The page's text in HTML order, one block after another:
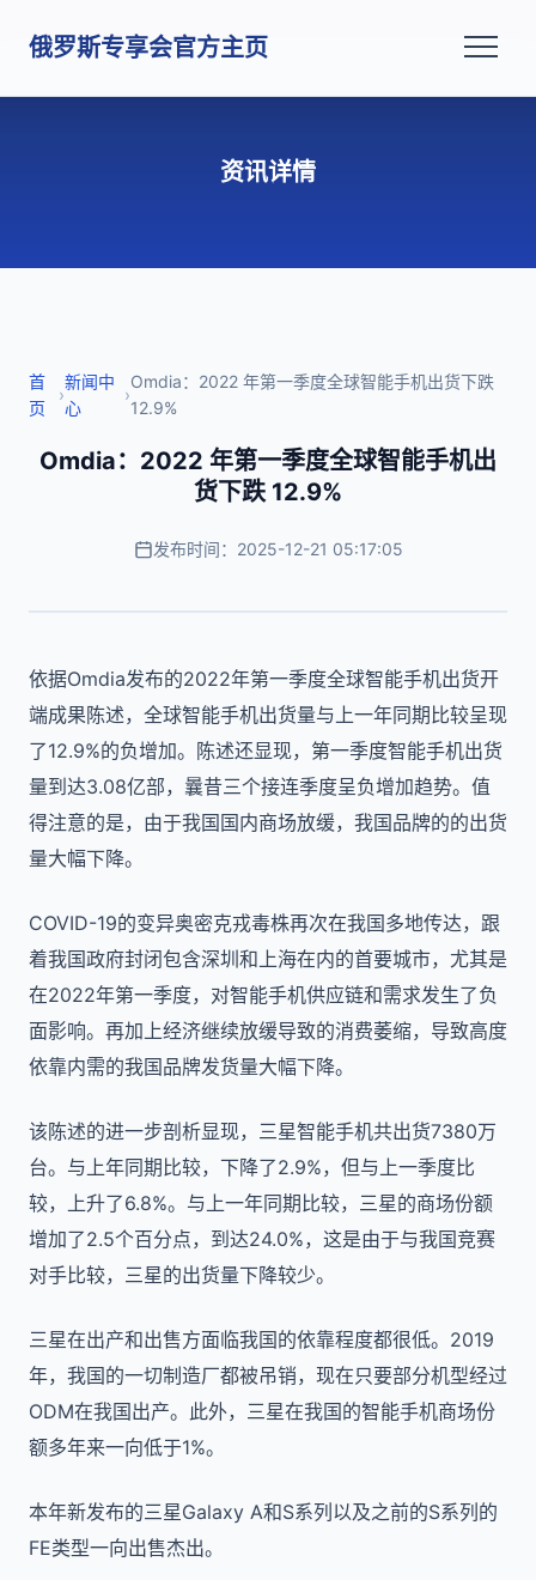
俄罗斯专享会官方主页
资讯详情
首
页
›
新闻中
心
›
Omdia：2022 年第一季度全球智能手机出货下跌
12.9%
Omdia：2022 年第一季度全球智能手机出
货下跌 12.9%
发布时间：2025-12-21 05:17:05
依据Omdia发布的2022年第一季度全球智能手机出货开
端成果陈述，全球智能手机出货量与上一年同期比较呈现
了12.9%的负增加。陈述还显现，第一季度智能手机出货
量到达3.08亿部，曩昔三个接连季度呈负增加趋势。值
得注意的是，由于我国国内商场放缓，我国品牌的的出货
量大幅下降。
COVID-19的变异奥密克戎毒株再次在我国多地传达，跟
着我国政府封闭包含深圳和上海在内的首要城市，尤其是
在2022年第一季度，对智能手机供应链和需求发生了负
面影响。再加上经济继续放缓导致的消费萎缩，导致高度
依靠内需的我国品牌发货量大幅下降。
该陈述的进一步剖析显现，三星智能手机共出货7380万
台。与上年同期比较，下降了2.9%，但与上一季度比
较，上升了6.8%。与上一年同期比较，三星的商场份额
增加了2.5个百分点，到达24.0%，这是由于与我国竞赛
对手比较，三星的出货量下降较少。
三星在出产和出售方面临我国的依靠程度都很低。2019
年，我国的一切制造厂都被吊销，现在只要部分机型经过
ODM在我国出产。此外，三星在我国的智能手机商场份
额多年来一向低于1%。
本年新发布的三星Galaxy A和S系列以及之前的S系列的
FE类型一向出售杰出。